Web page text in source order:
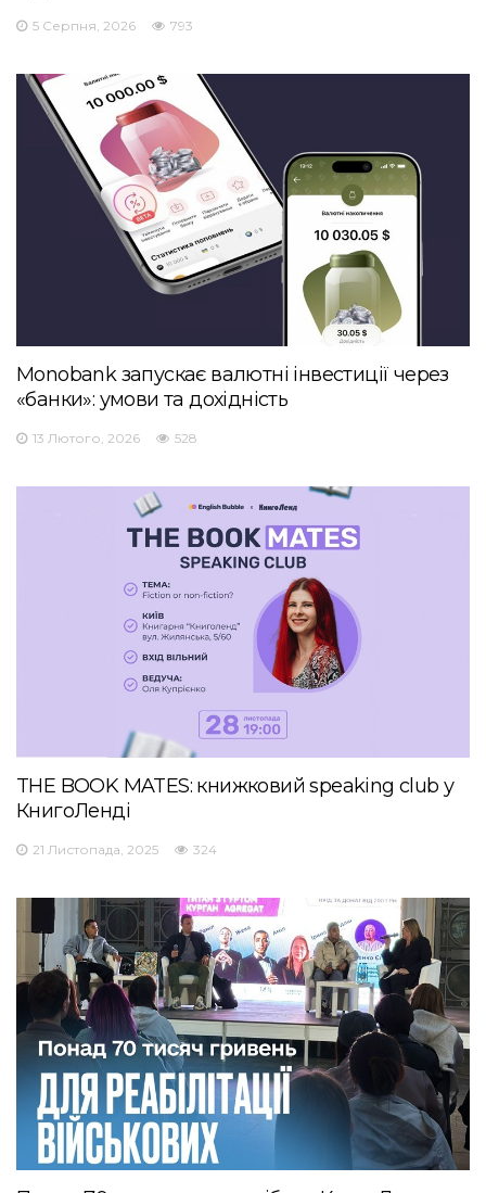
5 Серпня, 2026 793
Monobank запускає валютні інвестиції через
«банки»: умови та дохідність
13 Лютого, 2026 528
THE BOOK MATES: книжковий speaking club у
КнигоЛенді
21 Листопада, 2025 324